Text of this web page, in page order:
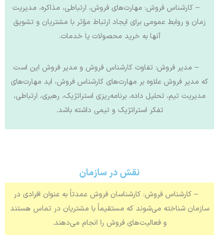
– کارشناس فروش: مهارت‌های فروش، ارتباطی، مذاکره، مدیریت
زمان و روابط عمومی برای ایجاد ارتباط مؤثر با مشتریان و تشویق
آنها به خرید محصولات یا خدمات.
– مدیر فروش: تفاوت کارشناس فروش و مدیر فروش این است
که مدیر فروش علاوه بر مهارت‌های کارشناس فروش، اید مهارت‌های
مدیریت تیم، تحلیل داده، برنامه‌ریزی استراتژیک، رهبری، ارتباطی،
تفکر استراتژیک و تیمی داشته باشد.
نقش در سازمان
– کارشناس فروش: کارشناسان فروش عمدتاً به عنوان افرادی در
سازمان شناخته می‌شوند که مستقیماً با مشتریان در تماس هستند
و فعالیت‌های فروش را انجام می‌دهند.